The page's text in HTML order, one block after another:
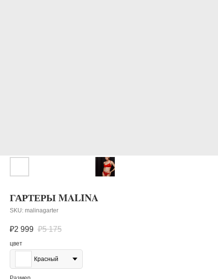
ГАРТЕРЫ MALINA
SKU: malinagarter
₽2 999 ₽5 175
цвет
Красный